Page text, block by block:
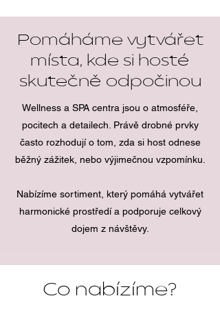
Pomáháme vytvářet
místa, kde si hosté
skutečně odpočinou
Wellness a SPA centra jsou o atmosféře,
pocitech a detailech. Právě drobné prvky
často rozhodují o tom, zda si host odnese
běžný zážitek, nebo výjimečnou vzpomínku.
Nabízíme sortiment, který pomáhá vytvářet
harmonické prostředí a podporuje celkový
dojem z návštěvy.
Co nabízíme?